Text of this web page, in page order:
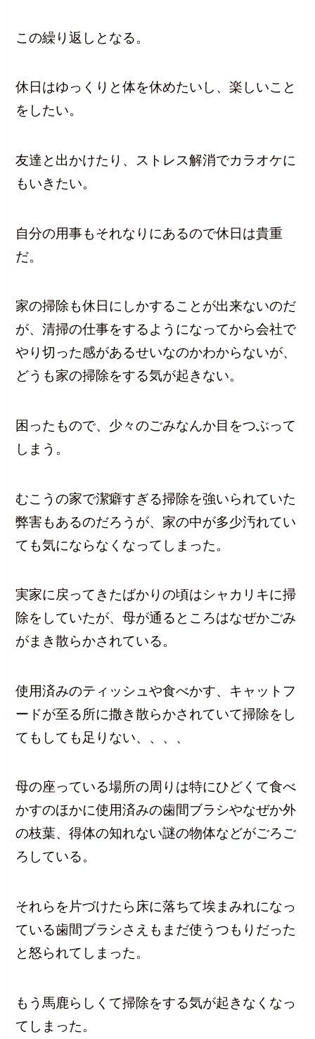
この繰り返しとなる。
休日はゆっくりと体を休めたいし、楽しいこと
をしたい。
友達と出かけたり、ストレス解消でカラオケに
もいきたい。
自分の用事もそれなりにあるので休日は貴重
だ。
家の掃除も休日にしかすることが出来ないのだ
が、清掃の仕事をするようになってから会社で
やり切った感があるせいなのかわからないが、
どうも家の掃除をする気が起きない。
困ったもので、少々のごみなんか目をつぶって
しまう。
むこうの家で潔癖すぎる掃除を強いられていた
弊害もあるのだろうが、家の中が多少汚れてい
ても気にならなくなってしまった。
実家に戻ってきたばかりの頃はシャカリキに掃
除をしていたが、母が通るところはなぜかごみ
がまき散らかされている。
使用済みのティッシュや食べかす、キャットフ
ードが至る所に撒き散らかされていて掃除をし
てもしても足りない、、、、
母の座っている場所の周りは特にひどくて食べ
かすのほかに使用済みの歯間ブラシやなぜか外
の枝葉、得体の知れない謎の物体などがごろご
ろしている。
それらを片づけたら床に落ちて埃まみれになっ
ている歯間ブラシさえもまだ使うつもりだった
と怒られてしまった。
もう馬鹿らしくて掃除をする気が起きなくなっ
てしまった。